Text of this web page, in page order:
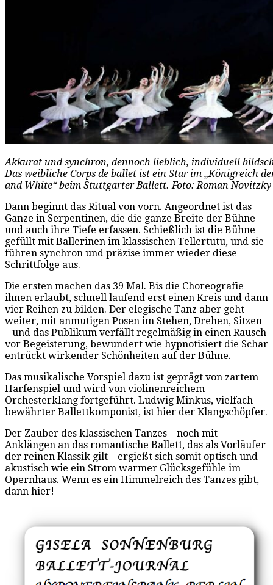
Akkurat und synchron, dennoch lieblich, individuell
Das weibliche Corps de ballet ist ein Star im „Königreich
and White“ beim Stuttgarter Ballett. Foto: Roman Novitzky
Dann beginnt das Ritual von vorn. Angeordnet ist das
Ganze in Serpentinen, die die ganze Breite der Bühne
und auch ihre Tiefe erfassen. Schießlich ist die Bühne
gefüllt mit Ballerinen im klassischen Tellertutu, und sie
führen synchron und präzise immer wieder diese
Schrittfolge aus.
Die ersten machen das 39 Mal. Bis die Choreografie
ihnen erlaubt, schnell laufend erst einen Kreis und dann
vier Reihen zu bilden. Der elegische Tanz aber geht
weiter, mit anmutigen Posen im Stehen, Drehen, Sitzen
– und das Publikum verfällt regelmäßig in einen Rausch
vor Begeisterung, bewundert wie hypnotisiert die Schar
entrückt wirkender Schönheiten auf der Bühne.
Das musikalische Vorspiel dazu ist geprägt von zartem
Harfenspiel und wird von violinenreichem
Orchesterklang fortgeführt. Ludwig Minkus, vielfach
bewährter Ballettkomponist, ist hier der Klangschöpfer.
Der Zauber des klassischen Tanzes – noch mit
Anklängen an das romantische Ballett, das als Vorläufer
der reinen Klassik gilt – ergießt sich somit optisch und
akustisch wie ein Strom warmer Glücksgefühle im
Opernhaus. Wenn es ein Himmelreich des Tanzes gibt,
dann hier!